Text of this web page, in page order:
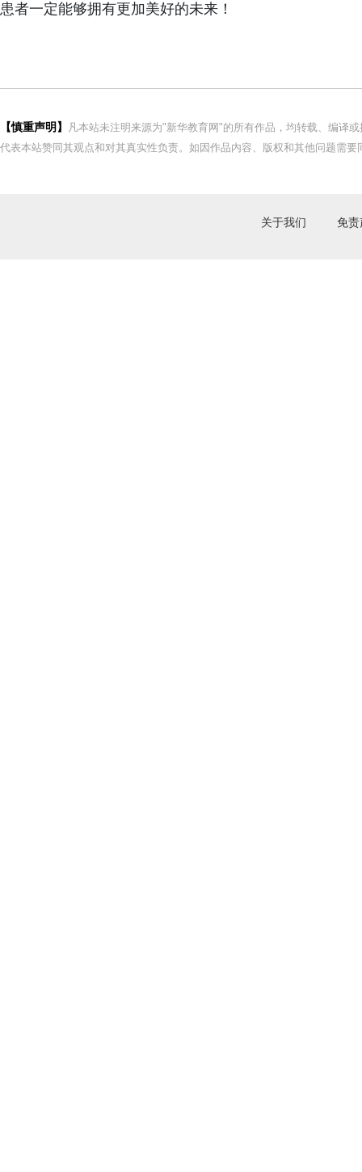
患者一定能够拥有更加美好的未来！
【慎重声明】
凡本站未注明来源为"新华教育网"的所有作品，均转载、编译
代表本站赞同其观点和对其真实性负责。如因作品内容、版权和其他问题需
关于我们 免责